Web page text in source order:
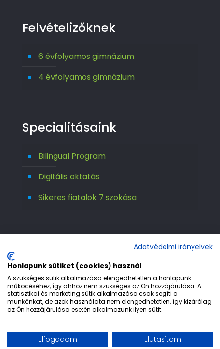
Felvételizőknek
6 évfolyamos gimnázium
4 évfolyamos gimnázium
Specialitásaink
Bilingual Program
Digitális oktatás
Sikeres fiatalok 7 szokása
© 1992-2026 Európa 2000 Gimnázium. All
Rights Reserved.
Etika
Adatvédelem
Jogi nyilatkozat
Impresszum
Adatvédelmi irányelvek
Honlapunk sütiket (cookies) használ
A szükséges sütik alkalmazása elengedhetetlen a honlapunk
működéséhez, így ahhoz nem szükséges az Ön hozzájárulása. A
statisztikai és marketing sütik alkalmazása csak segíti a
munkánkat, de azok használata nem elengedhetetlen, így kizárólag
az Ön hozzájárulása esetén alkalmazunk ilyen sütit.
Elfogadom Elutasítom